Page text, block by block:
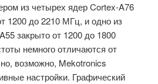
из четырех ядер Cortex-A76
1200 до 2210 МГц, и одно из
закрыто от 1200 до 1800
немного отличаются от
возможно, Mekotronics
настройки. Графический